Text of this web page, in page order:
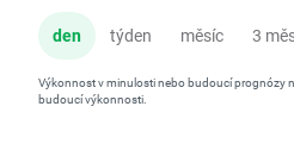
den týden měsíc 3
Výkonnost v minulosti nebo budoucí prognózy
budoucí výkonnosti.